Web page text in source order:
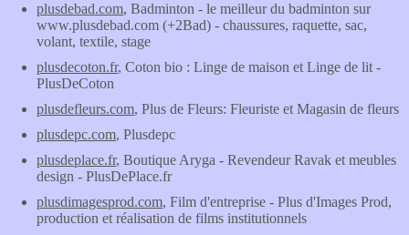
plusdebad.com, Badminton - le meilleur du badminton sur
www.plusdebad.com (+2Bad) - chaussures, raquette, sac,
volant, textile, stage
plusdecoton.fr, Coton bio : Linge de maison et Linge de lit -
PlusDeCoton
plusdefleurs.com, Plus de Fleurs: Fleuriste et Magasin de fleurs
plusdepc.com, Plusdepc
plusdeplace.fr, Boutique Aryga - Revendeur Ravak et meubles
design - PlusDePlace.fr
plusdimagesprod.com, Film d'entreprise - Plus d'Images Prod,
production et réalisation de films institutionnels